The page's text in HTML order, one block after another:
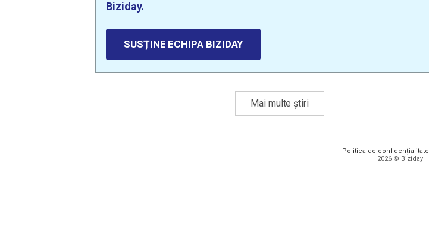
Biziday.
SUSȚINE ECHIPA BIZIDAY
Mai multe știri
Politica de confidențialitate
2026 © Biziday